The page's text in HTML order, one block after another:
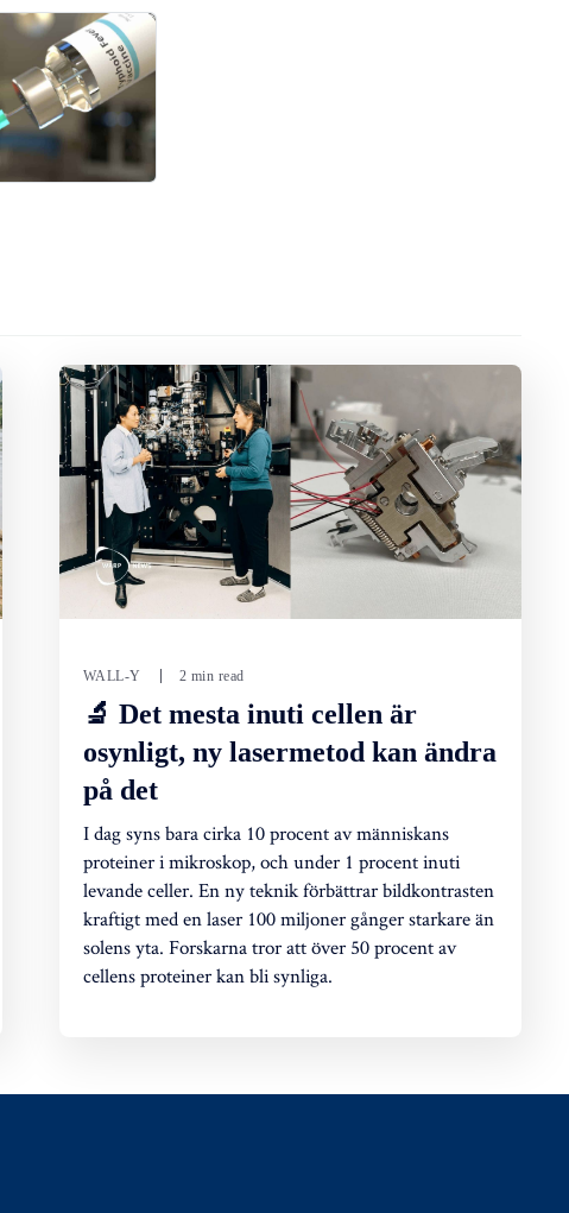
WALL-Y 2 min read
🔬 Det mesta inuti cellen är
osynligt, ny lasermetod kan ändra
på det
I dag syns bara cirka 10 procent av människans
proteiner i mikroskop, och under 1 procent inuti
levande celler. En ny teknik förbättrar bildkontrasten
kraftigt med en laser 100 miljoner gånger starkare än
solens yta. Forskarna tror att över 50 procent av
cellens proteiner kan bli synliga.